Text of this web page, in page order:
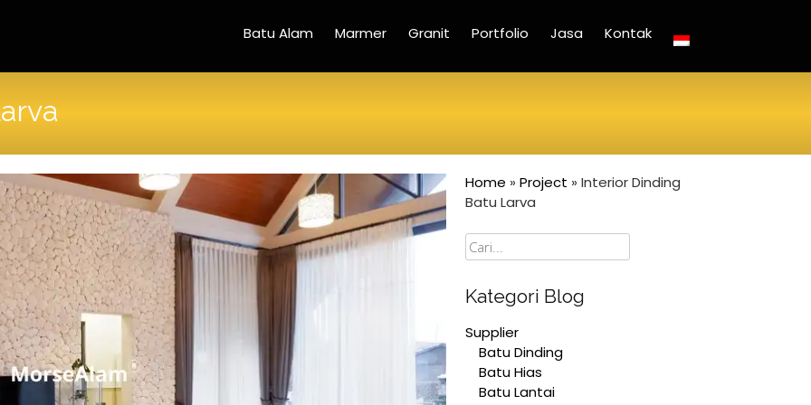
Batu Alam Marmer Granit Portfolio Jasa Kontak
Home » Project » Interior Dinding
Batu Larva
Cari
Kategori Blog
Supplier
Batu Dinding
Batu Hias
Batu Lantai